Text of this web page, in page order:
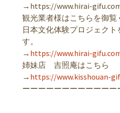
→https://www.hirai-
観光業者様はこちらを御覧
日本文化体験プロジェクト
す。
→ https://www.hirai-
姉妹店 吉照庵はこちら
→ https://www.kisshouan-
ーーーーーーーーーーー